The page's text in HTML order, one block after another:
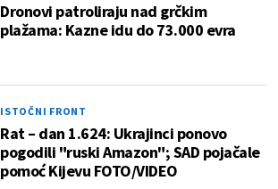
Dronovi patroliraju nad grčkim
plažama: Kazne idu do 73.000 evra
ISTOČNI FRONT
Rat – dan 1.624: Ukrajinci ponovo
pogodili "ruski Amazon"; SAD pojačale
pomoć Kijevu FOTO/VIDEO